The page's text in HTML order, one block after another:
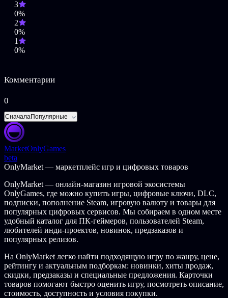
3
0%
2
0%
1
0%
Комментарии
0
СначалаПопулярные
MarketOnlyGames
beta
OnlyMarket — маркетплейс игр и цифровых товаров
OnlyMarket — онлайн-магазин игровой экосистемы
OnlyGames, где можно купить игры, цифровые ключи, DLC,
подписки, пополнение Steam, игровую валюту и товары для
популярных цифровых сервисов. Мы собираем в одном месте
удобный каталог для ПК-геймеров, пользователей Steam,
любителей инди-проектов, новинок, предзаказов и
популярных релизов.
На OnlyMarket легко найти подходящую игру по жанру, цене,
рейтингу и актуальным подборкам: новинки, хиты продаж,
скидки, предзаказы и специальные предложения. Карточки
товаров помогают быстро оценить игру, посмотреть описание,
стоимость, доступность и условия покупки.